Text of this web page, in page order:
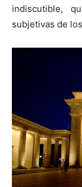
indiscutible,
subjetivas de